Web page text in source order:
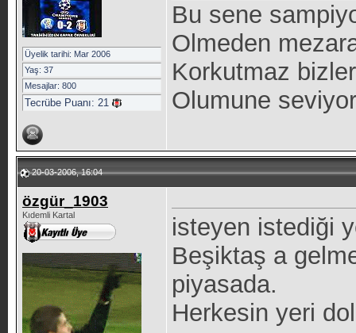
Üyelik tarihi: Mar 2006
Yaş: 37
Mesajlar: 800
Tecrübe Puanı: 21
Bu sene
Olmeden
Korkutmaz
Olumune
20-03-2006, 16:04
özgür_1903
Kıdemli Kartal
isteyen istediği
Beşiktaş a
piyasada.
Herkesin yeri